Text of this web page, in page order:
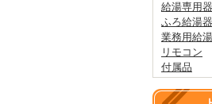
給湯専用器
ふろ給湯器
業務用給
リモコン
付属品